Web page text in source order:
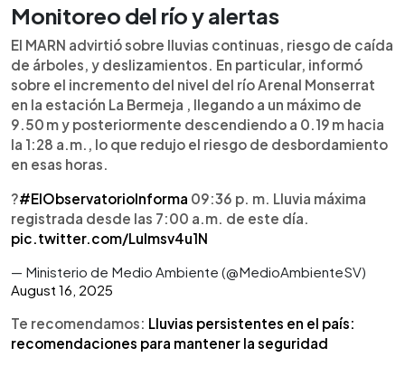
Monitoreo del río y alertas
El MARN advirtió sobre lluvias continuas, riesgo de caída
de árboles, y deslizamientos. En particular, informó
sobre el incremento del nivel del río Arenal Monserrat
en la estación La Bermeja , llegando a un máximo de
9.50 m y posteriormente descendiendo a 0.19 m hacia
la 1:28 a.m., lo que redujo el riesgo de desbordamiento
en esas horas.
?#ElObservatorioInforma 09:36 p. m. Lluvia máxima
registrada desde las 7:00 a.m. de este día.
pic.twitter.com/LuImsv4u1N
— Ministerio de Medio Ambiente (@MedioAmbienteSV)
August 16, 2025
Te recomendamos: Lluvias persistentes en el país:
recomendaciones para mantener la seguridad